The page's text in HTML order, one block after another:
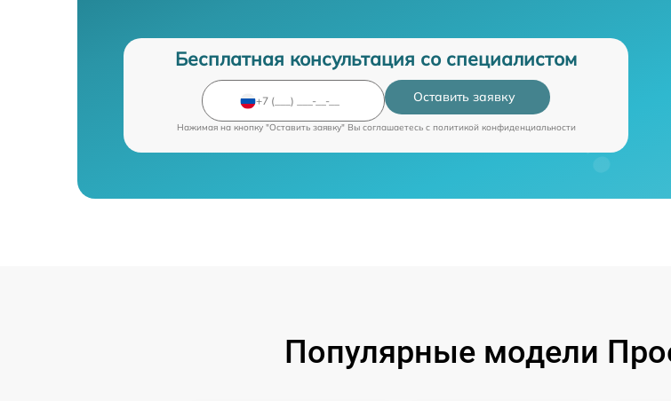
Бесплатная консультация со специалистом
Оставить заявку
Нажимая на кнопку "Оставить заявку" Вы соглашаетесь c политикой конфиденциальности
Популярные модели